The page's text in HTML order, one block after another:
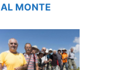
MONTE